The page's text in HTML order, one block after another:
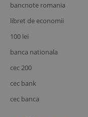
bancnote romania
libret de economii
100 lei
banca nationala
cec 200
cec bank
cec banca